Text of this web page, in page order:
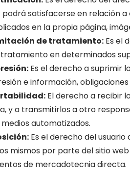
podrá satisfacerse en relación
en la propia página,
de tratamiento: Es el
en determinados
Es el derecho a suprimir
e información,
El derecho a recibir
y a transmitirlos a otro
automatizados.
Es el derecho del
mismos por parte del sitio
de mercadotecnia directa.